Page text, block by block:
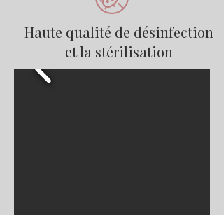
Haute qualité de désinfection
et la stérilisation